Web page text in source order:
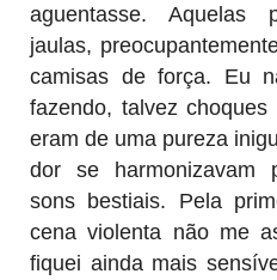
aguentasse. Aquelas
jaulas,
camisas de força. Eu
fazendo, talvez
eram de uma pureza
dor se harmonizavam
sons bestiais. Pela
cena violenta não me
fiquei ainda mais